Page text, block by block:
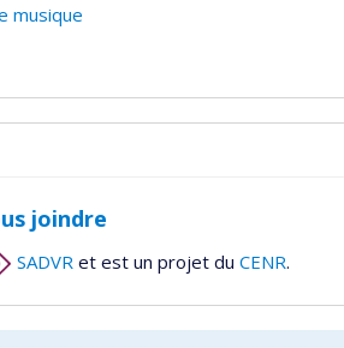
musique
joindre
SADVRet est un projet du CENR.